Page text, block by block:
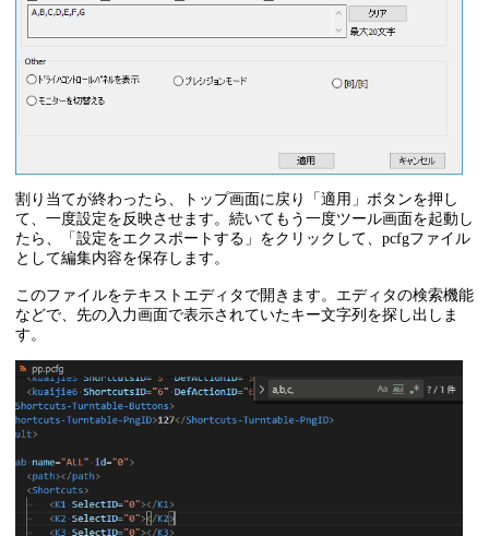
割り当てが終わったら、トップ画面に戻り「適用」ボタンを押し
て、一度設定を反映させます。続いてもう一度ツール画面を起動し
たら、「設定をエクスポートする」をクリックして、pcfgファイル
として編集内容を保存します。
このファイルをテキストエディタで開きます。エディタの検索機能
などで、先の入力画面で表示されていたキー文字列を探し出しま
す。